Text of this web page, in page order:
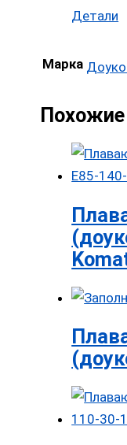
Детали
Марка
Похожие